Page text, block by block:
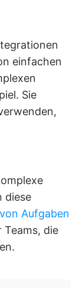
einfachen
Sie
diese
Aufgaben
die